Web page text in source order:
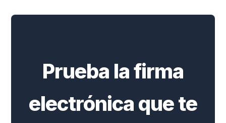
Prueba la firma
electrónica que te